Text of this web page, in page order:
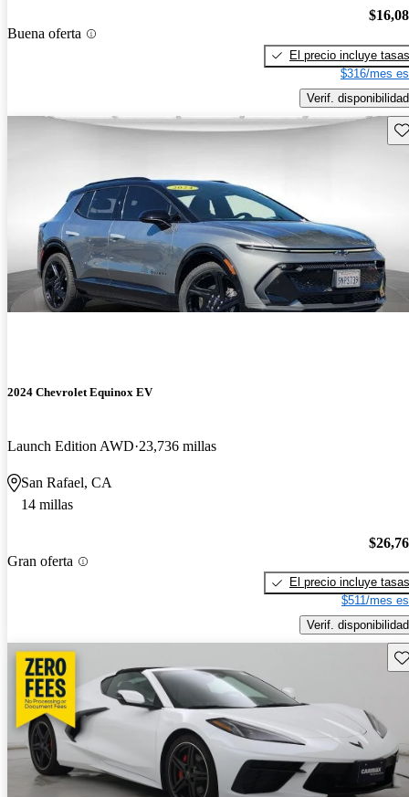
Buena oferta
El precio incluye tasas
$316/mes
Verif. disponibilidad
2024 Chevrolet Equinox EV
Launch Edition AWD 23,736 millas
San Rafael, CA
14 millas
Gran oferta
El precio incluye tasas
$511/mes
Verif. disponibilidad